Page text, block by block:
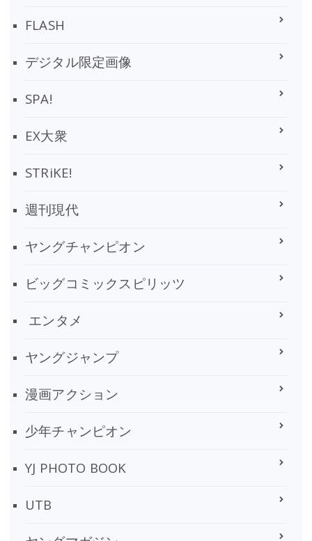
FLASH
デジタル限定画像
SPA!
EX大衆
STRiKE!
週刊現代
ヤングチャンピオン
ビッグコミックスピリッツ
エンタメ
ヤングジャンプ
漫画アクション
少年チャンピオン
YJ PHOTO BOOK
UTB